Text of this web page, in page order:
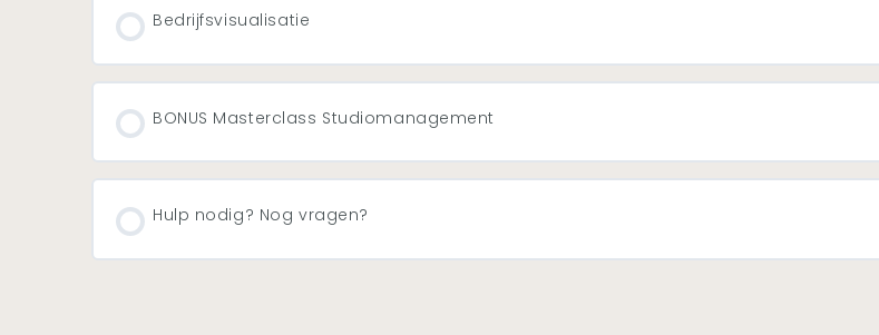
Bedrijfsvisualisatie
BONUS Masterclass Studiomanagement
Hulp nodig? Nog vragen?